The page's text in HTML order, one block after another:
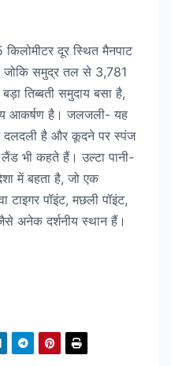
दूर स्थित मैनपाट
समुद्र तल से 3,781
तिब्बती समुदाय बसा है,
आकर्षण है। जलजली- यह
दलदली है और कूदने पर स्पंज
भी कहते हैं। उल्टा पानी-
में बहता है, जो एक
पॉइंट, मछली पॉइंट,
अनेक दर्शनीय स्थान हैं।